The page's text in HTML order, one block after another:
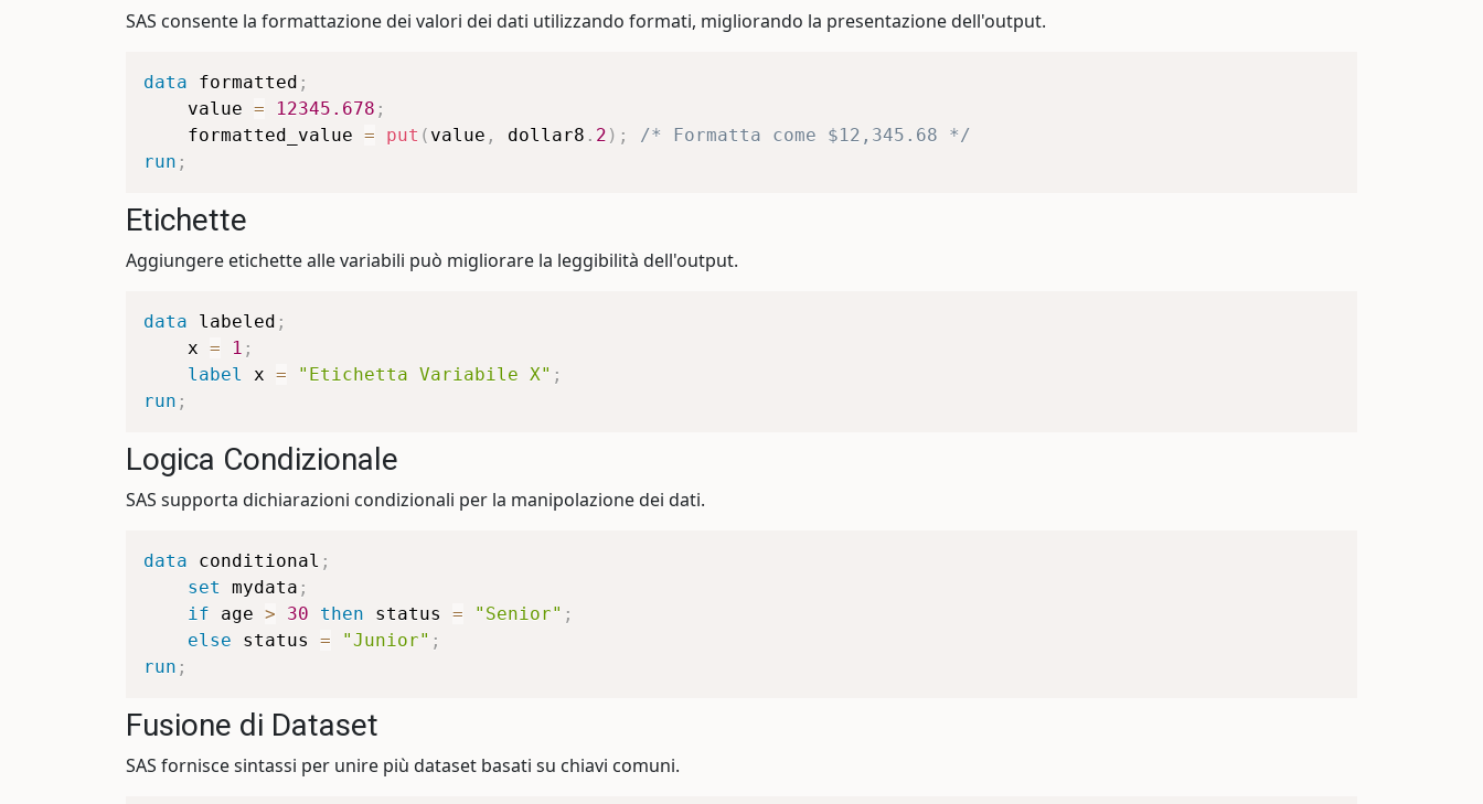
SAS consente la formattazione dei valori dei dati utilizzando formati, migliorando la presentazione dell'output.
data formatted ;
    value
= 12345.678 ;
    formatted_value
= put ( value , dollar8 . 2 ) ;
/* Formatta come $12,345.68 */
run ;
Etichette
Aggiungere etichette alle variabili può migliorare la leggibilità dell'output.
data labeled ;
    x
= 1 ;
label
x = "Etichetta Variabile X" ;
run ;
Logica Condizionale
SAS supporta dichiarazioni condizionali per la manipolazione dei dati.
data conditional ;
set
mydata ;
if age > 30 then status = "Senior" ;
else status = "Junior" ;
run ;
Fusione di Dataset
SAS fornisce sintassi per unire più dataset basati su chiavi comuni.